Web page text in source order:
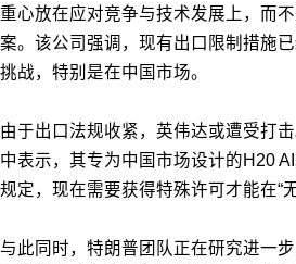
重心放在应对竞争与技术发展上，而
案。该公司强调，现有出口限制措施
挑战，特别是在中国市场。
由于出口法规收紧，英伟达或遭受打
中表示，其专为中国市场设计的H20
规定，现在需要获得特殊许可才能在“
与此同时，特朗普团队正在研究进一